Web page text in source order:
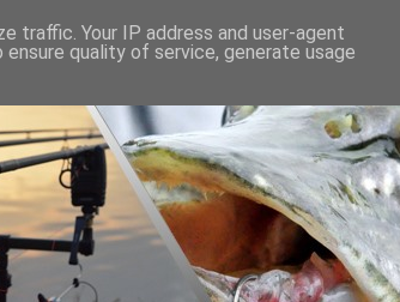
traffic. Your IP address and user-agent
quality of service, generate usage